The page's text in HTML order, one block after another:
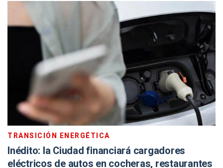
TRANSICIÓN ENERGÉTICA
Inédito: la Ciudad financiará cargadores
eléctricos de autos en cocheras, restaurantes